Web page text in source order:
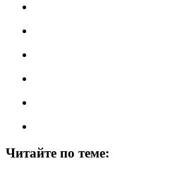
Читайте по теме: